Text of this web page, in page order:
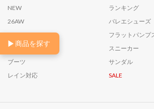
▶商品を探す
NEW
ランキング
26AW
バレエシューズ
ローファー
フラットパンプ
ヒールパンプス
スニーカー
ブーツ
サンダル
レイン対応
SALE